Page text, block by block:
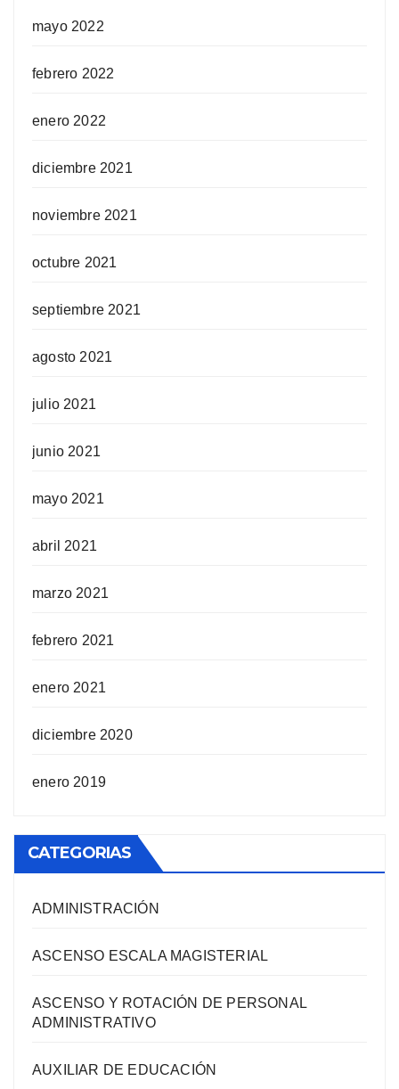
mayo 2022
febrero 2022
enero 2022
diciembre 2021
noviembre 2021
octubre 2021
septiembre 2021
agosto 2021
julio 2021
junio 2021
mayo 2021
abril 2021
marzo 2021
febrero 2021
enero 2021
diciembre 2020
enero 2019
CATEGORIAS
ADMINISTRACIÓN
ASCENSO ESCALA MAGISTERIAL
ASCENSO Y ROTACIÓN DE PERSONAL
ADMINISTRATIVO
AUXILIAR DE EDUCACIÓN